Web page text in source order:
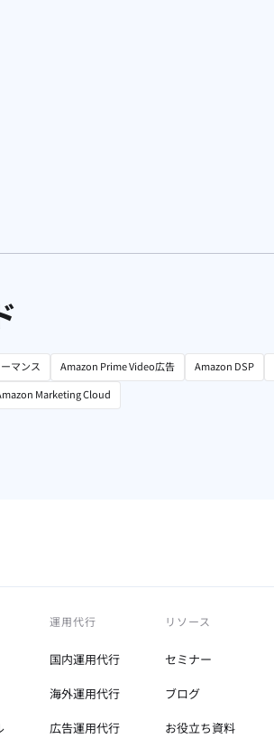
マンス Amazon Prime Video広告 Amazon DSP
Marketing Cloud
運用代行
国内運用代行
海外運用代行
広告運用代行
リソース
セミナー
ブログ
お役立ち資料